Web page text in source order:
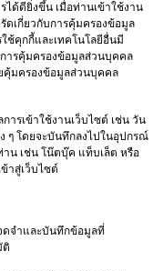
ได้ดียิ่งขึ้น เมื่อท่านเข้าใช้งาน
ดเกี่ยวกับการคุ้มครองข้อมูล
ช้คุกกี้และเทคโนโลยีอื่นมี
ารคุ้มครองข้อมูลส่วนบุคคล
คุ้มครองข้อมูลส่วนบุคคล
ารเข้าใช้งานเว็บไซต์ เช่น วัน
ๆ โดยจะบันทึกลงไปในอุปกรณ์
าน เช่น โน๊ตบุ๊ค แท็บเล็ต หรือ
าสู่เว็บไซต์
จดจำและบันทึกข้อมูลที่
ติ